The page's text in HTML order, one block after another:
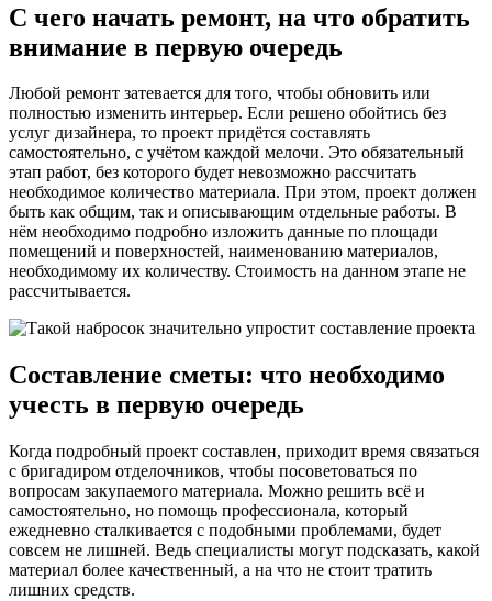
С чего начать ремонт, на что обратить
внимание в первую очередь
Любой ремонт затевается для того, чтобы обновить или
полностью изменить интерьер. Если решено обойтись без
услуг дизайнера, то проект придётся составлять
самостоятельно, с учётом каждой мелочи. Это обязательный
этап работ, без которого будет невозможно рассчитать
необходимое количество материала. При этом, проект должен
быть как общим, так и описывающим отдельные работы. В
нём необходимо подробно изложить данные по площади
помещений и поверхностей, наименованию материалов,
необходимому их количеству. Стоимость на данном этапе не
рассчитывается.
Составление сметы: что необходимо
учесть в первую очередь
Когда подробный проект составлен, приходит время связаться
с бригадиром отделочников, чтобы посоветоваться по
вопросам закупаемого материала. Можно решить всё и
самостоятельно, но помощь профессионала, который
ежедневно сталкивается с подобными проблемами, будет
совсем не лишней. Ведь специалисты могут подсказать, какой
материал более качественный, а на что не стоит тратить
лишних средств.